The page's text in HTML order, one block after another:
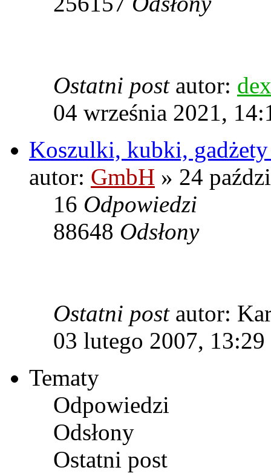
Ostatni post autor:
04 września 2021,
Koszulki, kubki,
autor: GmbH » 24
16 Odpowiedzi
88648 Odsłony
Ostatni post autor:
03 lutego 2007, 13:29
Tematy
Odpowiedzi
Odsłony
Ostatni post